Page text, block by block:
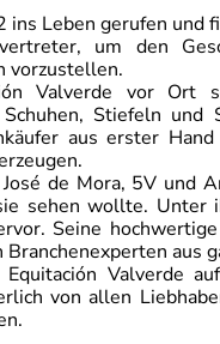
Leben gerufen und
um den
vorzustellen.
Valverde vor Ort
Stiefeln
aus erster
de Mora, 5V und
sehen wollte.
Seine
aus
Valverde
von allen